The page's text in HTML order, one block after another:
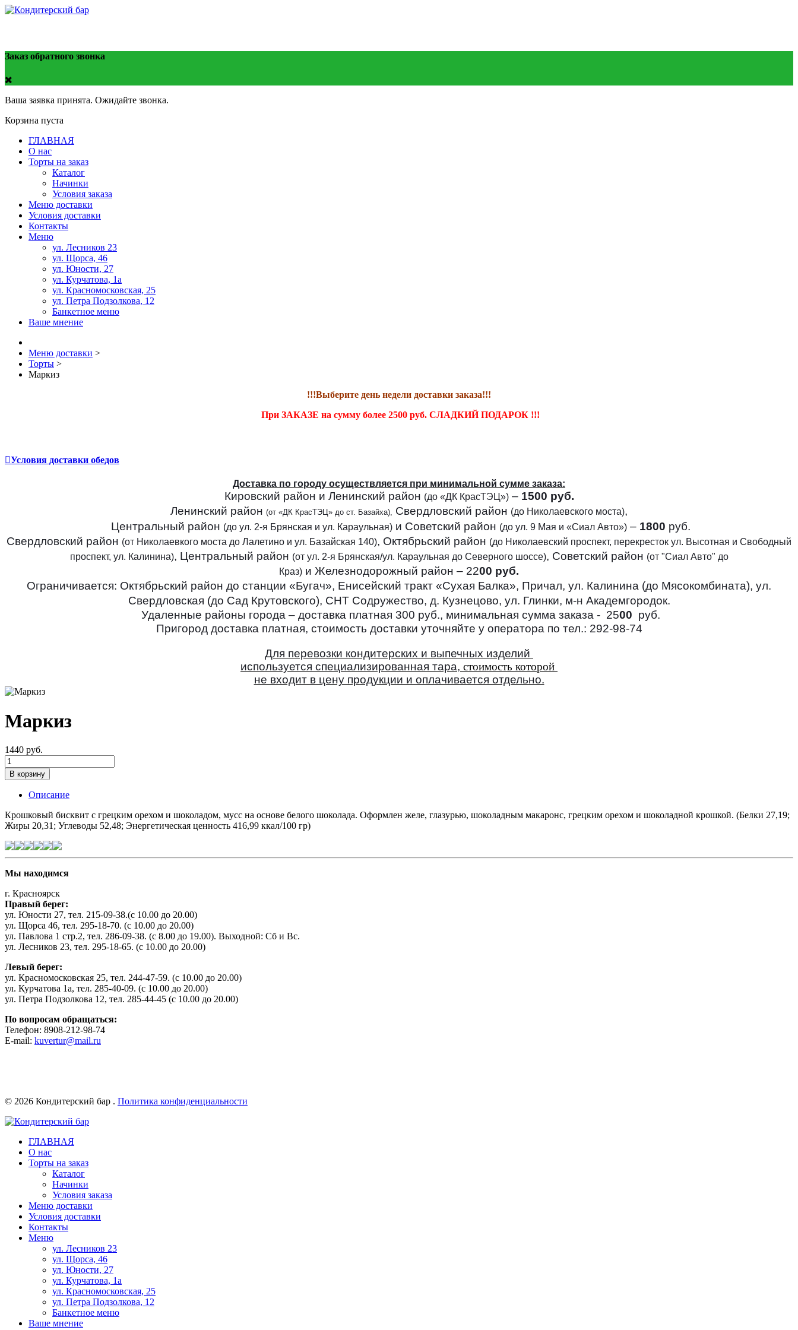
Заказ обратного звонка
Ваша заявка принята. Ожидайте звонка.
Корзина пуста
ГЛАВНАЯ
О нас
Торты на заказ
Каталог
Начинки
Условия заказа
Меню доставки
Условия доставки
Контакты
Меню
ул. Лесников 23
ул. Щорса, 46
ул. Юности, 27
ул. Курчатова, 1а
ул. Красномосковская, 25
ул. Петра Подзолкова, 12
Банкетное меню
Ваше мнение
Меню доставки >
Торты >
Маркиз
!!!Выберите день недели доставки заказа!!!
При ЗАКАЗЕ на сумму более 2500 руб. СЛАДКИЙ ПОДАРОК !!!
Условия доставки обедов
Доставка по городу осуществляется при минимальной сумме заказа:
Кировский район и Ленинский район (до «ДК КрасТЭЦ»)– 1500 руб.
Ленинский район (от «ДК КрасТЭЦ» до ст. Базайха), Свердловский район (до Николаевского моста),
Центральный район (до ул. 2-я Брянская и ул. Караульная)и Советский район (до ул. 9 Мая и «Сиал Авто»)– 1800 руб.
Свердловский район (от Николаевкого моста до Лалетино и ул. Базайская 140), Октябрьский район (до Николаевский проспект, перекресток ул. Высотная и Свободный
проспект, ул. Калинина), Центральный район (от ул. 2-я Брянская/ул. Караульная до Северного шоссе), Советский район (от "Сиал Авто" до
Краз) и Железнодорожный район – 2200 руб.
Ограничивается: Октябрьский район до станции «Бугач», Енисейский тракт «Сухая Балка», Причал, ул. Калинина (до Мясокомбината), ул.
Свердловская (до Сад Крутовского), СНТ Содружество, д. Кузнецово, ул. Глинки, м-н Академгородок.
Удаленные районы города – доставка платная 300 руб., минимальная сумма заказа - 2500 руб.
Пригород доставка платная, стоимость доставки уточняйте у оператора по тел.: 292-98-74
Для перевозки кондитерских и выпечных изделий
используется специализированная тара, стоимость которой
не входит в цену продукции и оплачивается отдельно.
Маркиз
1440 руб.
Описание
Крошковый бисквит с грецким орехом и шоколадом, мусс на основе белого шоколада. Оформлен желе, глазурью, шоколадным макаронс, грецким орехом и шоколадной крошкой. (Белки 27,19;
Жиры 20,31; Углеводы 52,48; Энергетическая ценность 416,99 ккал/100 гр)
Мы находимся
г. Красноярск
Правый берег:
ул. Юности 27, тел. 215-09-38.(с 10.00 до 20.00)
ул. Щорса 46, тел. 295-18-70. (с 10.00 до 20.00)
ул. Павлова 1 стр.2, тел. 286-09-38. (с 8.00 до 19.00). Выходной: Сб и Вс.
ул. Лесников 23, тел. 295-18-65. (с 10.00 до 20.00)
Левый берег:
ул. Красномосковская 25, тел. 244-47-59. (с 10.00 до 20.00)
ул. Курчатова 1а, тел. 285-40-09. (с 10.00 до 20.00)
ул. Петра Подзолкова 12, тел. 285-44-45 (с 10.00 до 20.00)
По вопросам обращаться:
Телефон: 8908-212-98-74
E-mail: kuvertur@mail.ru
© 2026 Кондитерский бар . Политика конфиденциальности
ГЛАВНАЯ
О нас
Торты на заказ
Каталог
Начинки
Условия заказа
Меню доставки
Условия доставки
Контакты
Меню
ул. Лесников 23
ул. Щорса, 46
ул. Юности, 27
ул. Курчатова, 1а
ул. Красномосковская, 25
ул. Петра Подзолкова, 12
Банкетное меню
Ваше мнение